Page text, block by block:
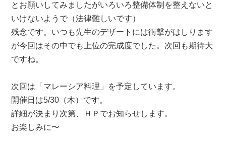
とお願いしてみましたがいろいろ整備体制を整えないと
いけないようで（法律難しいです）
残念です。いつも先生のデザートには衝撃がはしります
が今回はその中でも上位の完成度でした。次回も期待大
ですね。
次回は「マレーシア料理」を予定しています。
開催日は5/30（木）です。
詳細が決まり次第、ＨＰでお知らせします。
お楽しみに〜